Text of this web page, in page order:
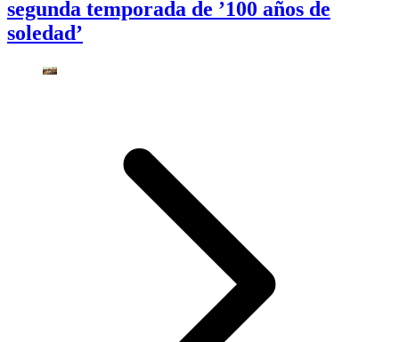
segunda temporada de ’100 años de
soledad’